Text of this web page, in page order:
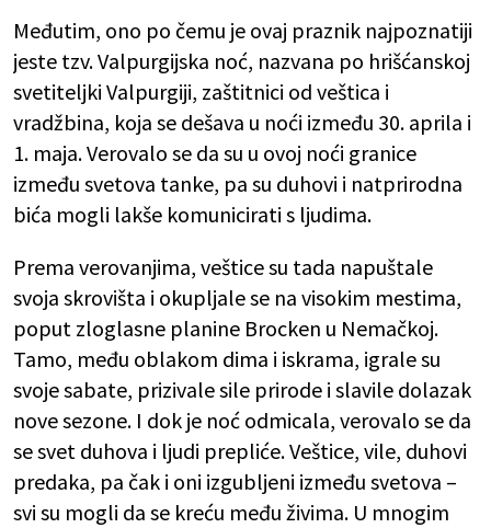
Međutim, ono po čemu je ovaj praznik najpoznatiji
jeste tzv. Valpurgijska noć, nazvana po hrišćanskoj
svetiteljki Valpurgiji, zaštitnici od veštica i
vradžbina, koja se dešava u noći između 30. aprila i
1. maja. Verovalo se da su u ovoj noći granice
između svetova tanke, pa su duhovi i natprirodna
bića mogli lakše komunicirati s ljudima.
Prema verovanjima, veštice su tada napuštale
svoja skrovišta i okupljale se na visokim mestima,
poput zloglasne planine Brocken u Nemačkoj.
Tamo, među oblakom dima i iskrama, igrale su
svoje sabate, prizivale sile prirode i slavile dolazak
nove sezone. I dok je noć odmicala, verovalo se da
se svet duhova i ljudi prepliće. Veštice, vile, duhovi
predaka, pa čak i oni izgubljeni između svetova –
svi su mogli da se kreću među živima. U mnogim